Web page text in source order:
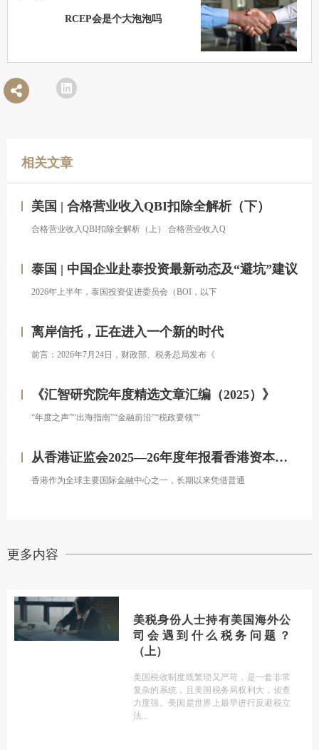
RCEP会是个大泡泡吗
相关文章
美国 | 合格营业收入QBI扣除全解析（下）
合格营业收入QBI扣除全解析（上） 合格营业收入Q
泰国 | 中国企业赴泰投资最新动态及“避坑”建议
2026年上半年，泰国投资促进委员会（BOI，以下
离岸信托，正在进入一个新的时代
前言：2026年7月24日，财政部、税务总局发布《
《汇智研究院年度精选文章汇编（2025）》
“年度之声”“出海指南”“金融前沿”“税政要领”“
从香港证监会2025—26年度年报看香港资本市场发展的新方向
香港作为全球主要国际金融中心之一，长期以来凭借普通
更多内容
美税身份人士持有美国海外公
司会遇到什么税务问题？
（上）
美国税收制度既繁琐又严苛，是一套非常
复杂的系统，且美国税务局权利大，侦查
力度强。美国是世界上最早进行反避税立
法